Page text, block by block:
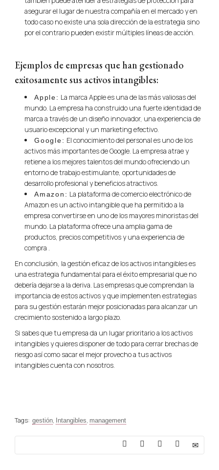
asegurar el lugar de nuestra compañía en el mercado y en
todo caso no existe una sola dirección de la estrategia sino
por el contrario pueden existir múltiples líneas de acción.
Ejemplos de empresas que han gestionado
exitosamente sus activos intangibles:
Apple: La marca Apple es una de las más valiosas del
mundo. La empresa ha construido una fuerte identidad de
marca a través de un diseño innovador, una experiencia de
usuario excepcional y un marketing efectivo.
Google: El conocimiento del personal es uno de los
activos más importantes de Google. La empresa atrae y
retiene a los mejores talentos del mundo ofreciendo un
entorno de trabajo estimulante, oportunidades de
desarrollo profesional y beneficios atractivos.
Amazon: La plataforma de comercio electrónico de
Amazon es un activo intangible que ha permitido a la
empresa convertirse en uno de los mayores minoristas del
mundo. La plataforma ofrece una amplia gama de
productos, precios competitivos y una experiencia de
compra .
En conclusión, la gestión eficaz de los activos intangibles es
una estrategia fundamental para el éxito empresarial que no
debería dejarse a la deriva. Las empresas que comprendan la
importancia de estos activos y que implementen estrategias
para su gestión estarán mejor posicionadas para alcanzar un
crecimiento sostenido a largo plazo.
Si sabes que tu empresa da un lugar prioritario a los activos
intangibles y quieres disponer de todo para cerrar brechas de
riesgo así como sacar el mejor provecho a tus activos
intangibles cuenta con nosotros.
Tags: gestión, Intangibles, management